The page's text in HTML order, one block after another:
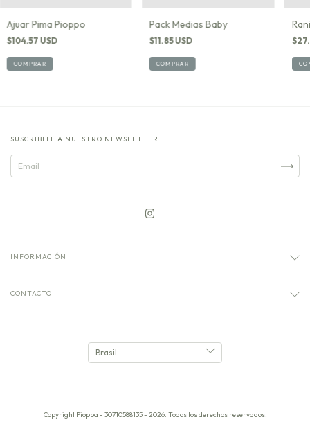
Ajuar Pima Pioppo
$104.57 USD
COMPRAR
Pack Medias Baby
$11.85 USD
COMPRAR
SUSCRIBITE A NUESTRO NEWSLETTER
INFORMACIÓN
CONTACTO
Copyright Pioppa - 30710588135 - 2026. Todos los derechos reservados.